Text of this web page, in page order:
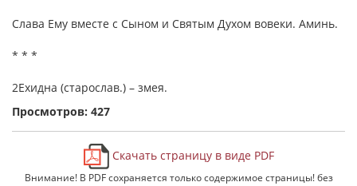
Слава Ему вместе с Сыном и Святым Духом вовеки. Аминь.
* * *
2Ехидна (старослав.) – змея.
Просмотров: 427
Скачать страницу в виде PDF
Внимание! В PDF сохраняется только содержимое страницы! без